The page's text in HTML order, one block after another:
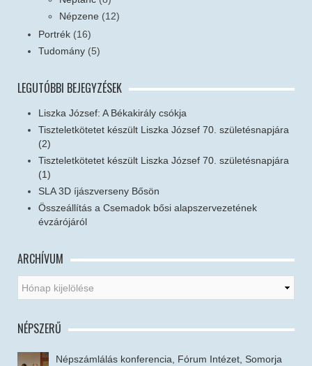
Népzene (12)
Portrék (16)
Tudomány (5)
LEGUTÓBBI BEJEGYZÉSEK
Liszka József: A Békakirály csókja
Tiszteletkötetet készült Liszka József 70. születésnapjára
(2)
Tiszteletkötetet készült Liszka József 70. születésnapjára
(1)
SLA 3D íjászverseny Bősön
Összeállítás a Csemadok bősi alapszervezetének
évzárójáról
ARCHÍVUM
NÉPSZERŰ
Népszámlálás konferencia, Fórum Intézet, Somorja